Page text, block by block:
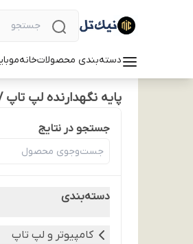
دسته‌بندی محصولاتخانه
پایه نگهدارنده لپ
جستجو در نتایج
دسته‌بندی
کامپیوتر و لپ تاپ